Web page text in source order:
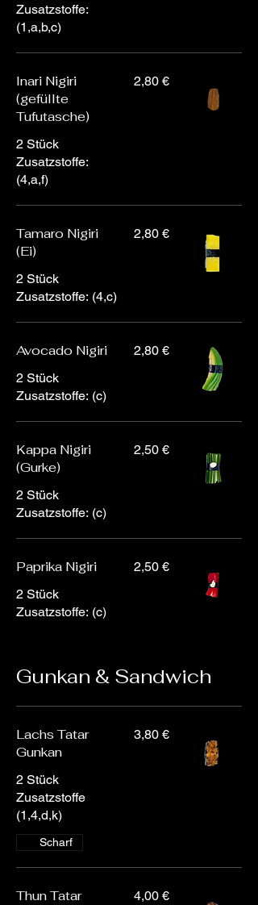
Zusatzstoffe:
(1,a,b,c)
Inari Nigiri
(gefüllte
Tufutasche)
2 Stück
Zusatzstoffe:
(4,a,f)
2,80 €
Tamaro Nigiri
(Ei)
2 Stück
Zusatzstoffe: (4,c)
2,80 €
Avocado Nigiri
2 Stück
Zusatzstoffe: (c)
2,80 €
Kappa Nigiri
(Gurke)
2 Stück
Zusatzstoffe: (c)
2,50 €
Paprika Nigiri
2 Stück
Zusatzstoffe: (c)
2,50 €
Gunkan & Sandwich
Lachs Tatar
Gunkan
2 Stück
Zusatzstoffe
(1,4,d,k)
3,80 €
Scharf
Thun Tatar
4,00 €